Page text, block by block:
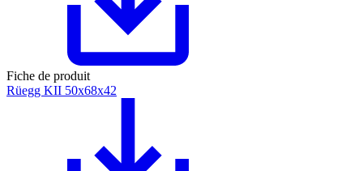
Fiche de produit
Rüegg KII 50x68x42